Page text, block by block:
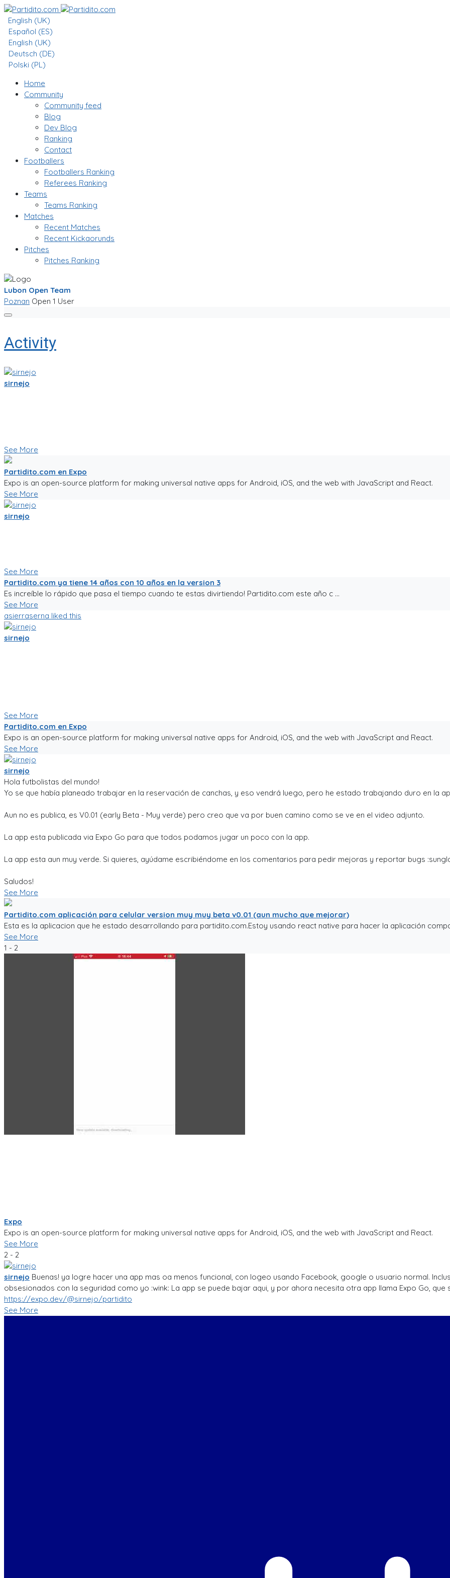
English (UK)
Español (ES)
English (UK)
Deutsch (DE)
Polski (PL)
Home
Community
Community feed
Blog
Dev Blog
Ranking
Contact
Footballers
Footballers Ranking
Referees Ranking
Teams
Teams Ranking
Matches
Recent Matches
Recent Kickaorunds
Pitches
Pitches Ranking
Lubon Open Team
Poznan Open 1 User
Activity
sirnejo
See More
Partidito.com en Expo
Expo is an open-source platform for making universal native apps for Android, iOS, and the web with JavaScript and React.
See More
sirnejo
See More
Partidito.com ya tiene 14 años con 10 años en la version 3
Es increíble lo rápido que pasa el tiempo cuando te estas divirtiendo! Partidito.com este año c ...
See More
asierraserna liked this
sirnejo
See More
Partidito.com en Expo
Expo is an open-source platform for making universal native apps for Android, iOS, and the web with JavaScript and React.
See More
sirnejo
Hola futbolistas del mundo!
Yo se que había planeado trabajar en la reservación de canchas, y eso vendrá luego, pero he estado trabajando duro en la
Aun no es publica, es V0.01 (early Beta - Muy verde) pero creo que va por buen camino como se ve en el video adjunto.
La app esta publicada via Expo Go para que todos podamos jugar un poco con la app.
La app esta aun muy verde. Si quieres, ayúdame escribiéndome en los comentarios para pedir mejoras y reportar bugs
Saludos!
See More
Partidito.com aplicación para celular version muy muy beta v0.01 (aun mucho que mejorar)
Esta es la aplicacion que he estado desarrollando para partidito.com.Estoy usando react native para hacer la aplicación
See More
1 - 2
Expo
Expo is an open-source platform for making universal native apps for Android, iOS, and the web with JavaScript and React.
See More
2 - 2
sirnejo Buenas! ya logre hacer una app mas oa menos funcional, con logeo usando Facebook, google o usuario normal.
obsesionados con la seguridad como yo :wink: La app se puede bajar aqui, y por ahora necesita otra app llama Expo Go,
https://expo.dev/@sirnejo/partidito
See More